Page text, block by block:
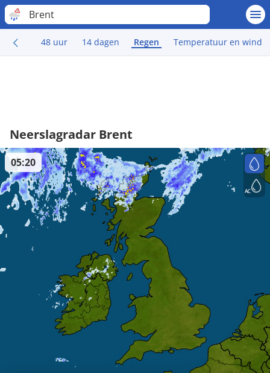
Brent
48 uur 14 dagen Regen Temperatuur en wind
Neerslagradar Brent
05:20